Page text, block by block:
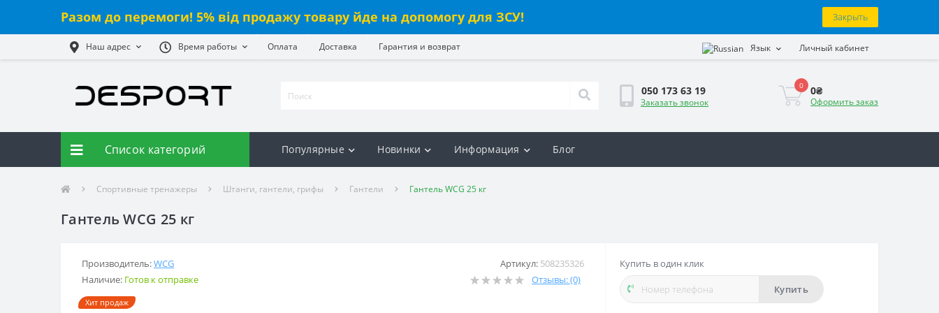
Разом до перемоги! 5% від продажу товару йде на допомогу для ЗСУ! Закрыть
Наш адрес Время работы Оплата Доставка Гарантия и возврат Язык Личный кабинет
050 173 63 19
Заказать звонок
0 0₴
Оформить заказ
Список категорий Популярные Новинки Информация Блог
Спортивные тренажеры Штанги, гантели, грифы Гантели Гантель WCG 25 кг
Гантель WCG 25 кг
Производитель:WCG Артикул: 508235326
Наличие: Готов к отправке Отзывы: (0)
Хит продаж
Купить в один клик
Купить